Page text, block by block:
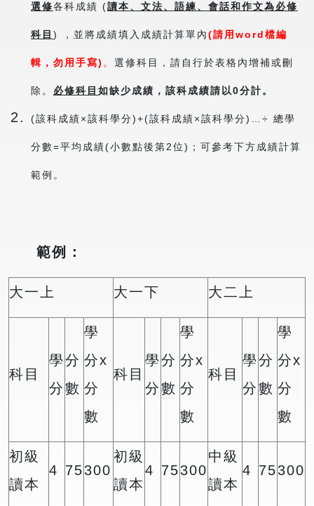
選修各科成績 (讀本、文法、語練、會話和作文為必修
科目 ) ，並將成績填入成績計算單內(請用word檔編
輯，勿用手寫) 。 選修科目，請自行於表格內增補或刪
除。 必修科目 如缺少成績，該科成績請以0分計。
(該科成績×該科學分)+(該科成績×該科學分)…÷ 總學
分數=平均成績(小數點後第2位)；可參考下方成績計算
範例。
範例：
大一上 大一下 大二上
科目
學
分
分
數
學
分x
分
數
科目
學
分
分
數
學
分x
分
數
科目
學
分
分
數
學
分x
分
數
初級
讀本
4 75300
初級
讀本
4 75300
中級
讀本
4 75300